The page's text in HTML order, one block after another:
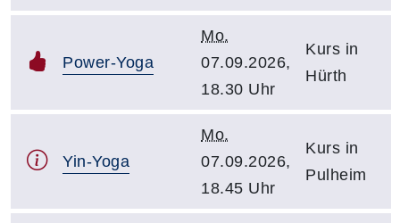
Power-Yoga
Mo.
07.09.2026,
18.30 Uhr
Kurs in
Hürth
Yin-Yoga
Mo.
07.09.2026,
18.45 Uhr
Kurs in
Pulheim